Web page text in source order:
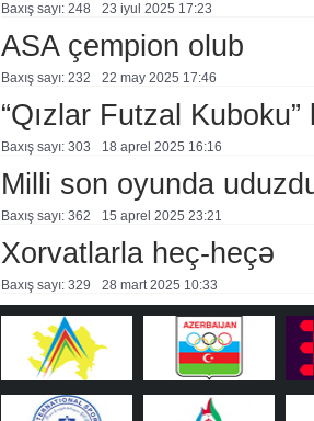
Baxış sayı: 248 23 i̇yul 2025 17:23
ASA çempion olub
Baxış sayı: 232 22 may 2025 17:46
“Qızlar Futzal
Baxış sayı: 303 18 aprel 2025 16:16
Milli son oyunda
Baxış sayı: 362 15 aprel 2025 23:21
Xorvatlarla heç-heçə
Baxış sayı: 329 28 mart 2025 10:33